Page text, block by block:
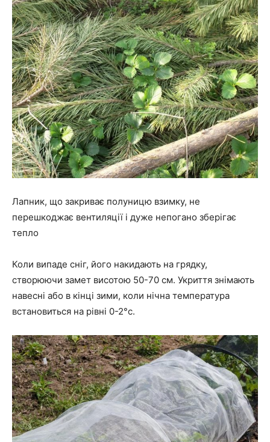
Лапник, що закриває полуницю взимку, не
перешкоджає вентиляції і дуже непогано зберігає
тепло
Коли випаде сніг, його накидають на грядку,
створюючи замет висотою 50-70 см. Укриття знімають
навесні або в кінці зими, коли нічна температура
встановиться на рівні 0-2°c.